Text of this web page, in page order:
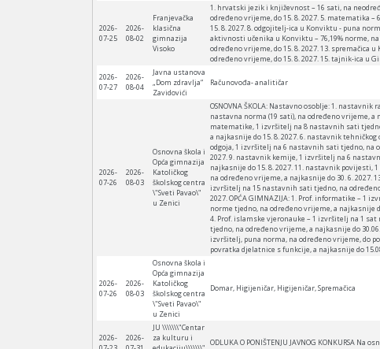
2026-
07-25
2026-
08-02
Franjevačka
klasična
gimnazija
Visoko
1. hrvatski jezik i književnost – 16 sati, na
određeno vrijeme, do 15. 8. 2027. 5. matematika
15. 8. 2027. 8. odgojitelj-ica u Konviktu - puna
aktivnosti učenika u Konviktu – 76,19% norme, na
određeno vrijeme, do 15. 8. 2027. 13. spremačica
određeno vrijeme, do 15. 8. 2027. 15. tajnik-ica u
2026-
07-27
2026-
08-04
Javna ustanova
„Dom zdravlja“
Zavidovići
Računovođa- analitičar
2026-
07-26
2026-
08-03
Osnovna škola i
Opća gimnazija
Katoličkog
školskog centra
\"Sveti Pavao\"
u Zenici
OSNOVNA ŠKOLA: Nastavno osoblje: 1.
nastavna norma (19 sati), na određeno vrijeme,
matematike, 1 izvršitelj na 8 nastavnih sati
a najkasnije do 15. 8. 2027. 6. nastavnik
odgoja, 1 izvršitelj na 6 nastavnih sati tjedno, na
2027. 9. nastavnik kemije, 1 izvršitelj na 6
najkasnije do 15. 8. 2027. 11. nastavnik
na određeno vrijeme, a najkasnije do 30. 6.
izvršitelj na 15 nastavnih sati tjedno, na
2027. OPĆA GIMNAZIJA: 1. Prof. informatike – 1
norme tjedno, na određeno vrijeme, a najkasnije
4. Prof. islamske vjeronauke – 1 izvršitelj na 1
tjedno, na određeno vrijeme, a najkasnije do
izvršitelj, puna norma, na određeno vrijeme, do
povratka djelatnice s funkcije, a najkasnije do
2026-
07-26
2026-
08-03
Osnovna škola i
Opća gimnazija
Katoličkog
školskog centra
\"Sveti Pavao\"
u Zenici
Domar, Higijeničar, Higijeničar, Spremačica
2026-
2026-
JU \\\\\\\"Centar
za kulturu i
ODLUKA O PONIŠTENJU JAVNOG KONKURSA